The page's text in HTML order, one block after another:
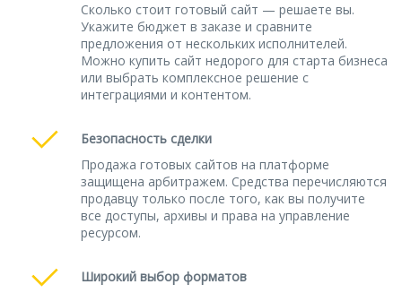
Сколько стоит готовый сайт — решаете вы.
Укажите бюджет в заказе и сравните
предложения от нескольких исполнителей.
Можно купить сайт недорого для старта бизнеса
или выбрать комплексное решение с
интеграциями и контентом.
Безопасность сделки
Продажа готовых сайтов на платформе
защищена арбитражем. Средства перечисляются
продавцу только после того, как вы получите
все доступы, архивы и права на управление
ресурсом.
Широкий выбор форматов